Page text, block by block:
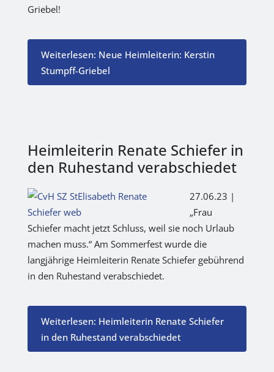
Griebel!
Weiterlesen: Neue Heimleiterin: Kerstin
Stumpff-Griebel
Heimleiterin Renate Schiefer in
den Ruhestand verabschiedet
27.06.23 |
„Frau
Schiefer macht jetzt Schluss, weil sie noch Urlaub
machen muss.“ Am Sommerfest wurde die
langjährige Heimleiterin Renate Schiefer gebührend
in den Ruhestand verabschiedet.
Weiterlesen: Heimleiterin Renate Schiefer
in den Ruhestand verabschiedet